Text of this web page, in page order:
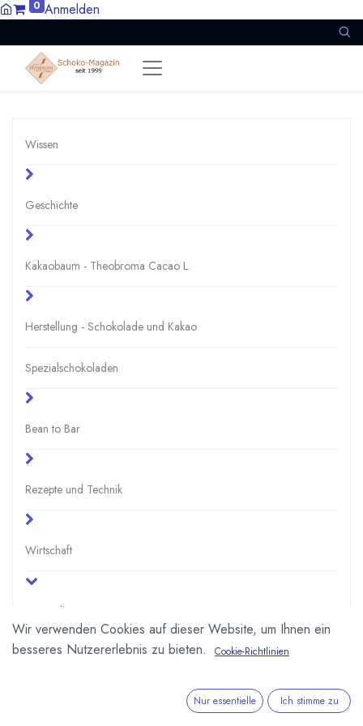
0 Anmelden
Wissen
Geschichte
Kakaobaum - Theobroma Cacao L.
Herstellung - Schokolade und Kakao
Spezialschokoladen
Bean to Bar
Rezepte und Technik
Wirtschaft
Gesundheit
Häufige Fragen
Wir verwenden Cookies auf dieser Website, um Ihnen ein
besseres Nutzererlebnis zu bieten.
Cookie-Richtlinien
Nur essentielle Ich stimme zu